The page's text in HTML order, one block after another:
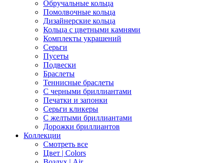
Обручальные кольца
Помолвочные кольца
Дизайнерские кольца
Кольца с цветными камнями
Комплекты украшений
Серьги
Пусеты
Подвески
Браслеты
Теннисные браслеты
C черными бриллиантами
Печатки и запонки
Серьги кликеры
С желтыми бриллиантами
Дорожки бриллиантов
Коллекции
Смотреть все
Цвет | Colors